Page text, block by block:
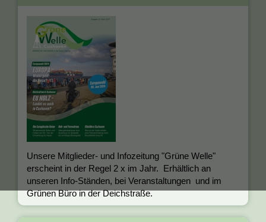
Unsere Mitglieder- und Infozeitung "Grüne Welle"
erscheint in der Regel 2 x im Jahr. Erhältlich an
unseren Info-Ständen, bei Veranstaltungen und im
Grünen Büro in der Deichstraße.